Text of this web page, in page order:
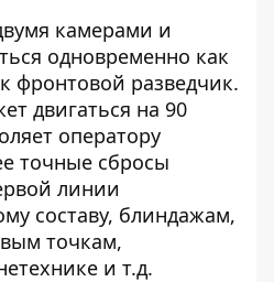
камерами и
одновременно как
фронтовой разведчик.
двигаться на 90
оператору
точные сбросы
линии
составу, блиндажам,
точкам,
и т.д.